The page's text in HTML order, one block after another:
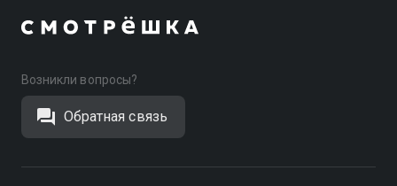
Возникли вопросы?
Обратная связь